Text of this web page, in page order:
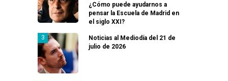
¿Cómo puede ayudarnos a
pensar la Escuela de Madrid en
el siglo XXI?
Noticias al Mediodía del 21 de
julio de 2026